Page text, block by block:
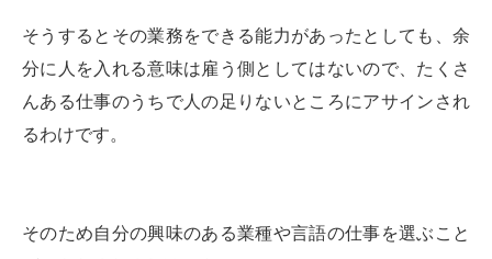
そうするとその業務をできる能力があったとしても、余
分に人を入れる意味は雇う側としてはないので、たくさ
んある仕事のうちで人の足りないところにアサインされ
るわけです。
そのため自分の興味のある業種や言語の仕事を選ぶこと